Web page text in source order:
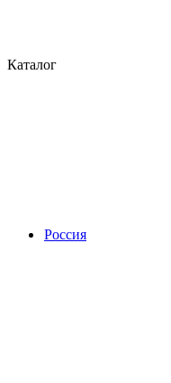
Каталог
Россия